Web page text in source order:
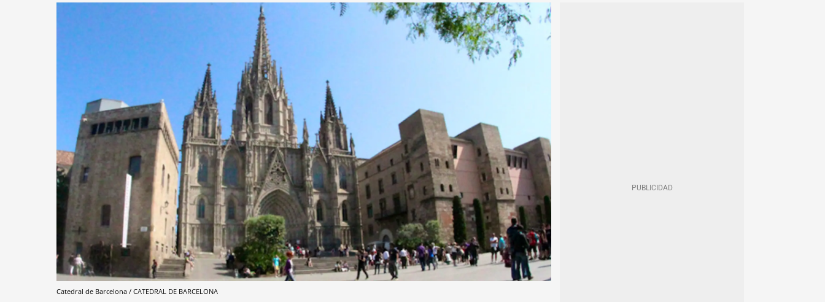
Catedral de Barcelona / CATEDRAL DE BARCELONA